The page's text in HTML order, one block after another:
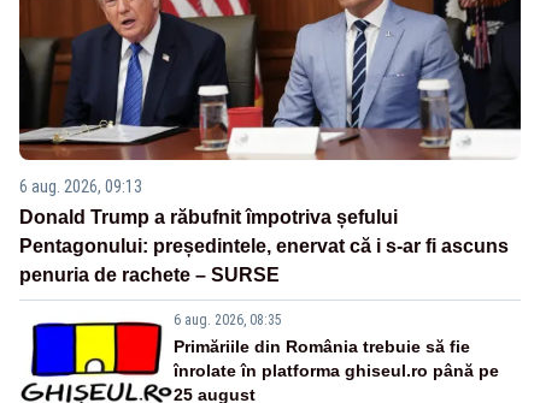
6 aug. 2026, 09:13
Donald Trump a răbufnit împotriva șefului
Pentagonului: președintele, enervat că i s-ar fi ascuns
penuria de rachete – SURSE
6 aug. 2026, 08:35
Primăriile din România trebuie să fie
înrolate în platforma ghiseul.ro până pe
25 august